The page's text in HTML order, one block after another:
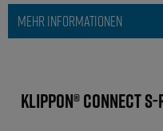
MEHR INFORMATIONEN
Klippon® Connect S-